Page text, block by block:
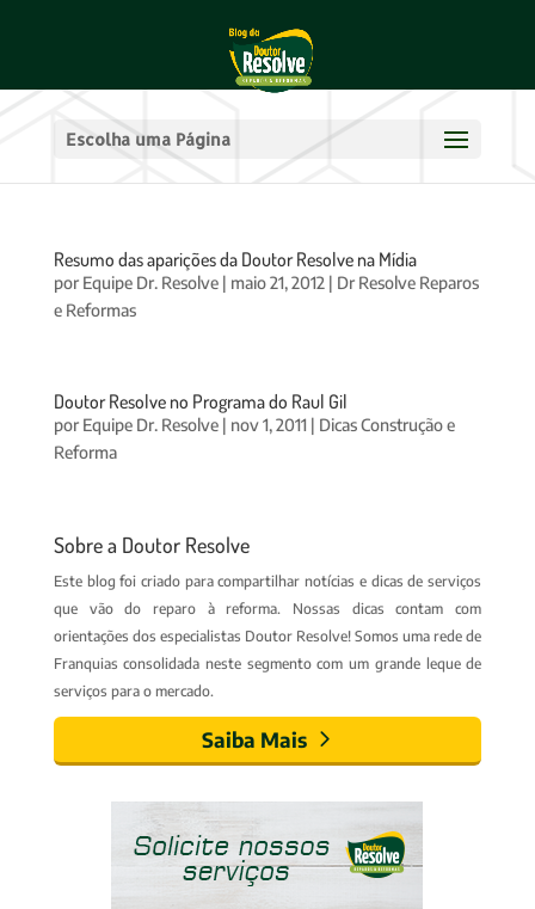
Escolha uma Página
Resumo das aparições da Doutor Resolve na Mídia
por Equipe Dr. Resolve| maio 21, 2012| Dr Resolve Reparos
e Reformas
Doutor Resolve no Programa do Raul Gil
por Equipe Dr. Resolve| nov 1, 2011| Dicas Construção e
Reforma
Sobre a Doutor Resolve
Este blog foi criado para compartilhar notícias e dicas de serviços
que vão do reparo à reforma. Nossas dicas contam com
orientações dos especialistas Doutor Resolve! Somos uma rede de
Franquias consolidada neste segmento com um grande leque de
serviços para o mercado.
Saiba Mais